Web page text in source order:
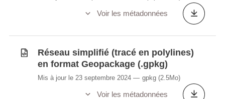
Voir les métadonnées
Réseau simplifié (tracé en polylines)
en format Geopackage (.gpkg)
Mis à jour le 23 septembre 2024 gpkg (2.5Mo)
Voir les métadonnées